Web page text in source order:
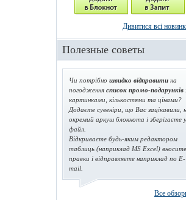
Дивитися всі
Полезные советы
Чи потрібно швидко відправити на
погодження список промо-подарунків
картинками, кількостями та цінами?
Додаєте сувеніри, що Вас зацікавили,
окремий аркуш блокнота і зберігаєте у
файл.
Відкриваєте будь-яким редактором
таблиць (наприклад MS Excel) вносите
правки і відправляєте наприклад по E-
mail.
Все